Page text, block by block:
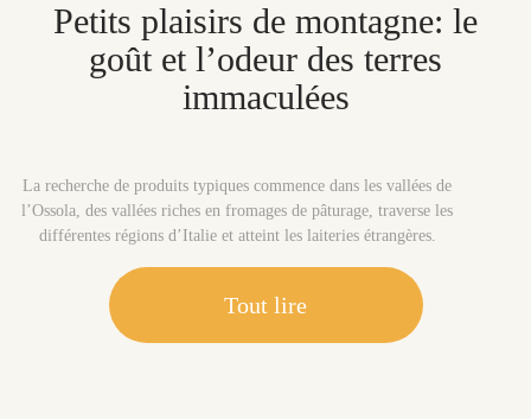
Petits plaisirs de montagne: le
goût et l’odeur des terres
immaculées
La recherche de produits typiques commence dans les vallées de
l’Ossola, des vallées riches en fromages de pâturage, traverse les
différentes régions d’Italie et atteint les laiteries étrangères.
Tout lire